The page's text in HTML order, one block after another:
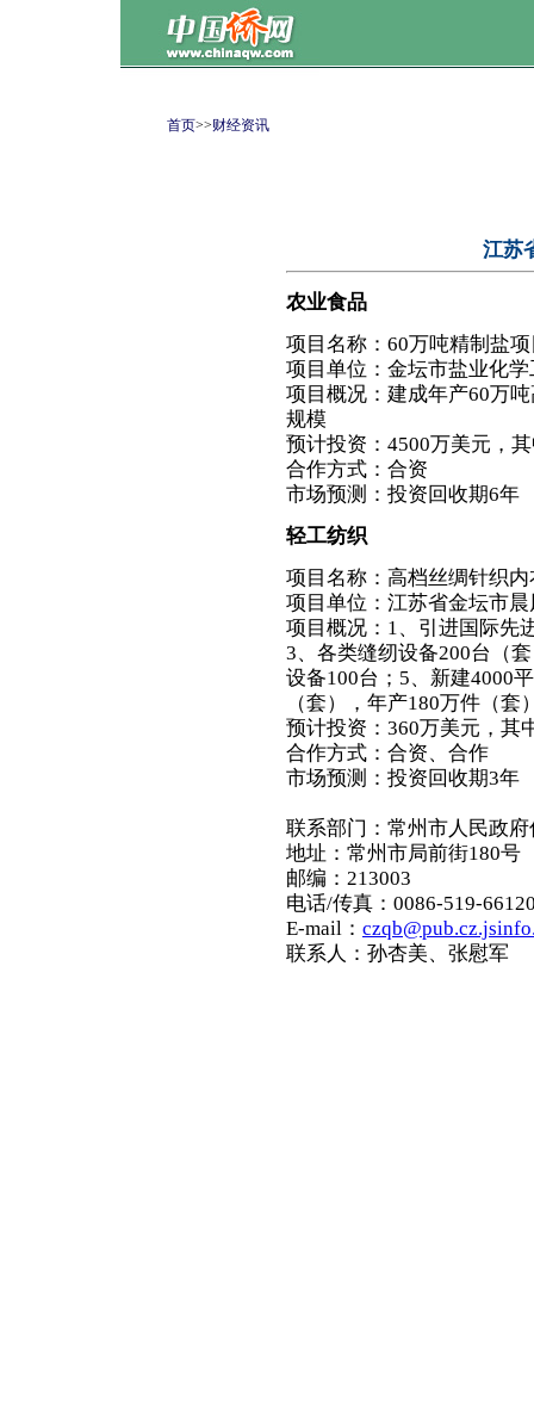
首页>>财经资讯
江苏
农业食品
项目名称：60万吨精制盐
项目单位：金坛市盐业化
项目概况：建成年产60万
规模
预计投资：4500万美元，
合作方式：合资
市场预测：投资回收期6年
轻工纺织
项目名称：高档丝绸针织
项目单位：江苏省金坛市
项目概况：1、引进国际先
3、各类缝纫设备200台（
设备100台；5、新建4000
（套），年产180万件（
预计投资：360万美元，其
合作方式：合资、合作
市场预测：投资回收期3年
联系部门：常州市人民政
地址：常州市局前街180号
邮编：213003
电话/传真：0086-519-
E-mail：
联系人：孙杏美、张慰军